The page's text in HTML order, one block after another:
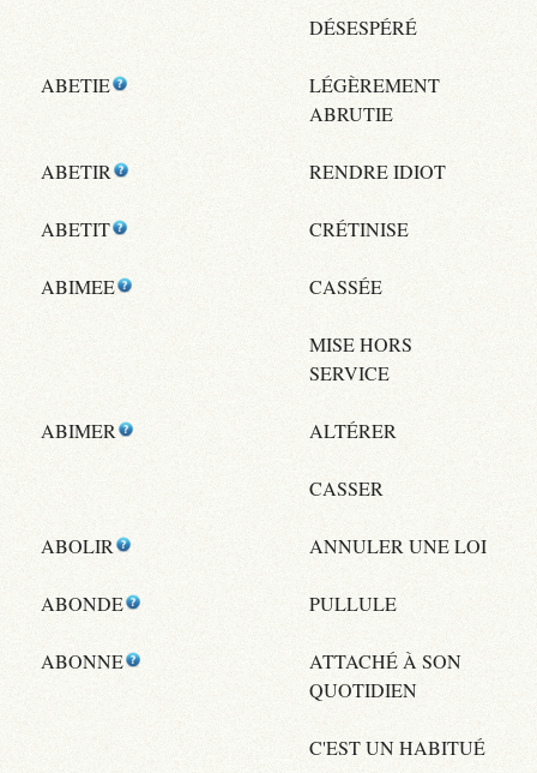
DÉSESPÉRÉ
ABETIE
LÉGÈREMENT
ABRUTIE
ABETIR RENDRE IDIOT
ABETIT CRÉTINISE
ABIMEE CASSÉE
MISE HORS
SERVICE
ABIMER ALTÉRER
CASSER
ABOLIR ANNULER UNE LOI
ABONDE PULLULE
ABONNE
ATTACHÉ À SON
QUOTIDIEN
C'EST UN HABITUÉ